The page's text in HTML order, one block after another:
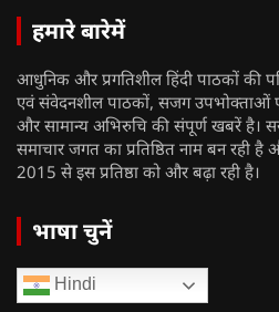
हमारे बारेमें
आधुनिक और प्रगतिशील हिंदी पाठकों की
एवं संवेदनशील पाठकों, सजग उपभोक्ताओं
और सामान्य अभिरुचि की संपूर्ण खबरें है।
समाचार जगत का प्रतिष्ठित नाम बन रही है
2015 से इस प्रतिष्ठा को और बढ़ा रही है।
भाषा चुनें
Hindi